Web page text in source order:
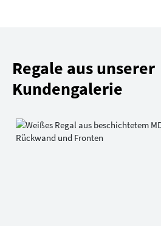
Regale aus unserer
Kundengalerie